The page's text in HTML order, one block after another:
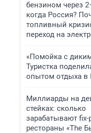
бензином через
когда Россия?
топливный
переход на
«Помойка с
Туристка
опытом отдыха в
Миллиарды на
стейках: сколько
зарабатывают fix-
рестораны «The